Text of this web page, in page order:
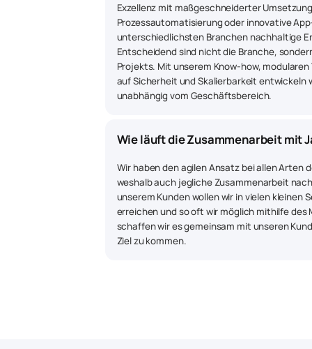
Exzellenz mit maßgeschneiderter
Prozessautomatisierung oder innovative
unterschiedlichsten Branchen nachhaltige
Entscheidend sind nicht die Branche,
Projekts. Mit unserem Know-how,
auf Sicherheit und Skalierbarkeit entwickeln
unabhängig vom Geschäftsbereich.
Wie läuft die Zusammenarbeit mit
Wir haben den agilen Ansatz bei allen Arten
weshalb auch jegliche Zusammenarbeit
unserem Kunden wollen wir in vielen kleinen
erreichen und so oft wir möglich mithilfe des
schaffen wir es gemeinsam mit unseren
Ziel zu kommen.